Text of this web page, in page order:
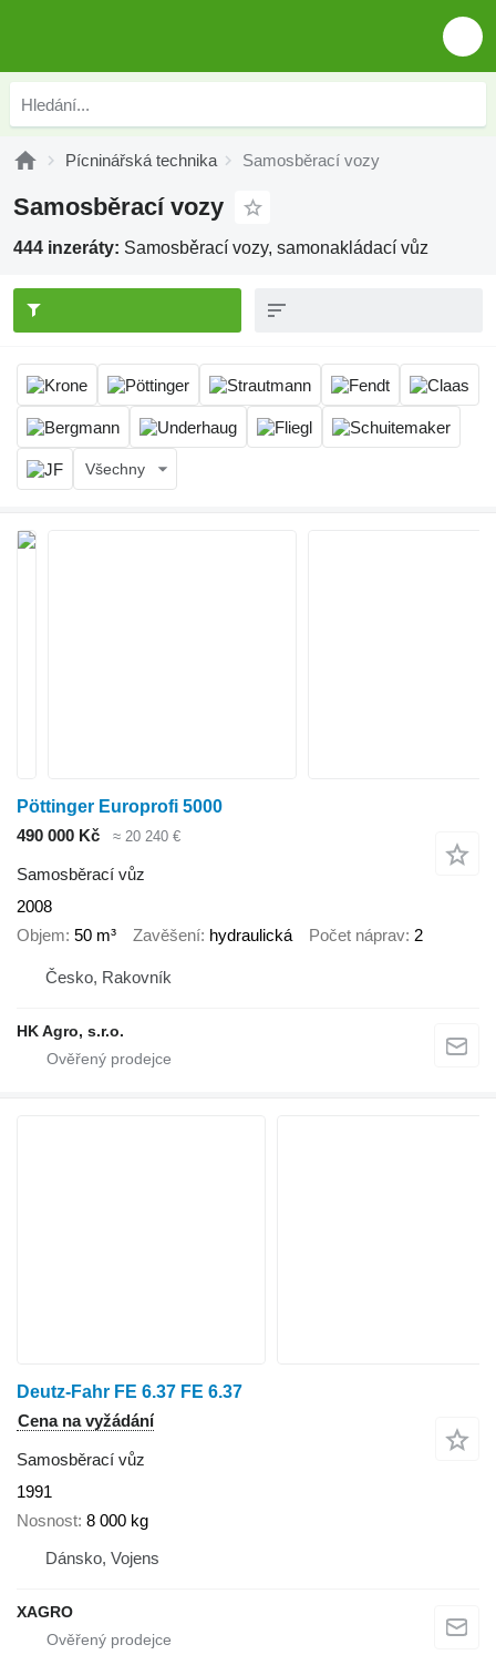
Pícninářská technika Samosběrací vozy
Samosběrací vozy
444 inzeráty: Samosběrací vozy, samonakládací vůz
Všechny
Pöttinger Europrofi 5000
490 000 Kč
≈ 20 240 €
Samosběrací vůz
2008
Objem 50 m³ Zavěšení hydraulická Počet náprav 2
Česko, Rakovník
HK Agro, s.r.o.
Deutz-Fahr FE 6.37 FE 6.37
Cena na vyžádání
Samosběrací vůz
1991
Nosnost 8 000 kg
Dánsko, Vojens
XAGRO